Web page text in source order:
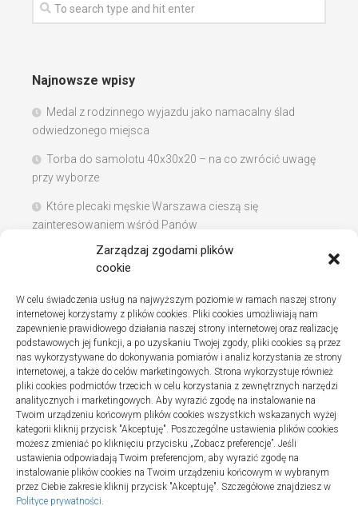
Zarządzaj zgodami plików
cookie
W celu świadczenia usług na najwyższym poziomie w ramach naszej strony
internetowej korzystamy z plików cookies. Pliki cookies umożliwiają nam
zapewnienie prawidłowego działania naszej strony internetowej oraz realizację
podstawowych jej funkcji, a po uzyskaniu Twojej zgody, pliki cookies są przez
nas wykorzystywane do dokonywania pomiarów i analiz korzystania ze strony
internetowej, a także do celów marketingowych. Strona wykorzystuje również
pliki cookies podmiotów trzecich w celu korzystania z zewnętrznych narzędzi
analitycznych i marketingowych. Aby wyrazić zgodę na instalowanie na
Twoim urządzeniu końcowym plików cookies wszystkich wskazanych wyżej
kategorii kliknij przycisk "Akceptuję". Poszczególne ustawienia plików cookies
możesz zmieniać po kliknięciu przycisku „Zobacz preferencje”. Jeśli
ustawienia odpowiadają Twoim preferencjom, aby wyrazić zgodę na
instalowanie plików cookies na Twoim urządzeniu końcowym w wybranym
przez Ciebie zakresie kliknij przycisk "Akceptuję". Szczegółowe znajdziesz w
Polityce prywatności.
Najnowsze wpisy
Medal z rodzinnego wyjazdu jako namacalny ślad
odwiedzonego miejsca
Torba do samolotu 40x30x20 – na co zwrócić uwagę
przy wyborze
Które plecaki męskie Warszawa cieszą się
zainteresowaniem wśród Panów
Instalacje sanitarne w szpitalach – jak wybrać dobrą
Na co zwracać uwagę podczas szukania noclegów
nad Bałtykiem
Najnowsze komentarze
GosiaoFizjoterapia – jak ekspresowo przywrócić
sprawność po urazie?